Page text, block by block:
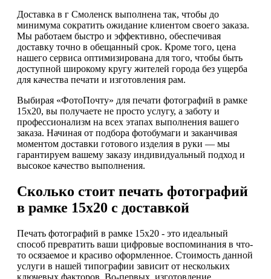
Доставка в г Смоленск выполнена так, чтобы до
минимума сократить ожидание клиентом своего заказа.
Мы работаем быстро и эффективно, обеспечивая
доставку точно в обещанный срок. Кроме того, цена
нашего сервиса оптимизирована для того, чтобы быть
доступной широкому кругу жителей города без ущерба
для качества печати и изготовления рам.
Выбирая «ФотоПочту» для печати фотографий в рамке
15х20, вы получаете не просто услугу, а заботу и
профессионализм на всех этапах выполнения вашего
заказа. Начиная от подбора фотобумаги и заканчивая
моментом доставки готового изделия в руки — мы
гарантируем вашему заказу индивидуальный подход и
высокое качество выполнения.
Сколько стоит печать фотографий
в рамке 15х20 с доставкой
Печать фотографий в рамке 15х20 - это идеальный
способ превратить ваши цифровые воспоминания в что-
то осязаемое и красиво оформленное. Стоимость данной
услуги в нашей типографии зависит от нескольких
ключевых факторов. Во-первых, изготовление